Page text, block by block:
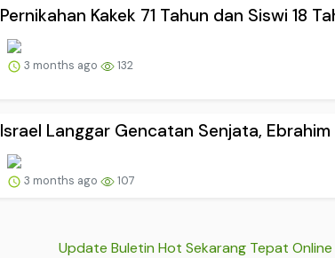
Pernikahan Kakek 71 Tahun dan Siswi 18
3 months ago 132
Israel Langgar Gencatan Senjata, Ebrahim
3 months ago 107
Update Buletin Hot Sekarang Tepat Online